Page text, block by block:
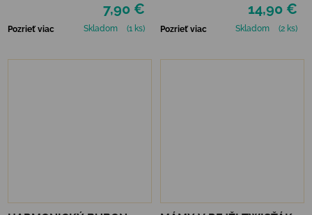
7,90 €
Pozrieť viac Skladom (1 ks)
MOONSHINE - RED
14,90 €
Pozrieť viac Skladom (2 ks)